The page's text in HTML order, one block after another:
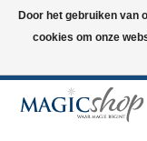
Altijd de nieuwste trucs op
Langskomen in onze
Door het gebruiken van
cookies om onze